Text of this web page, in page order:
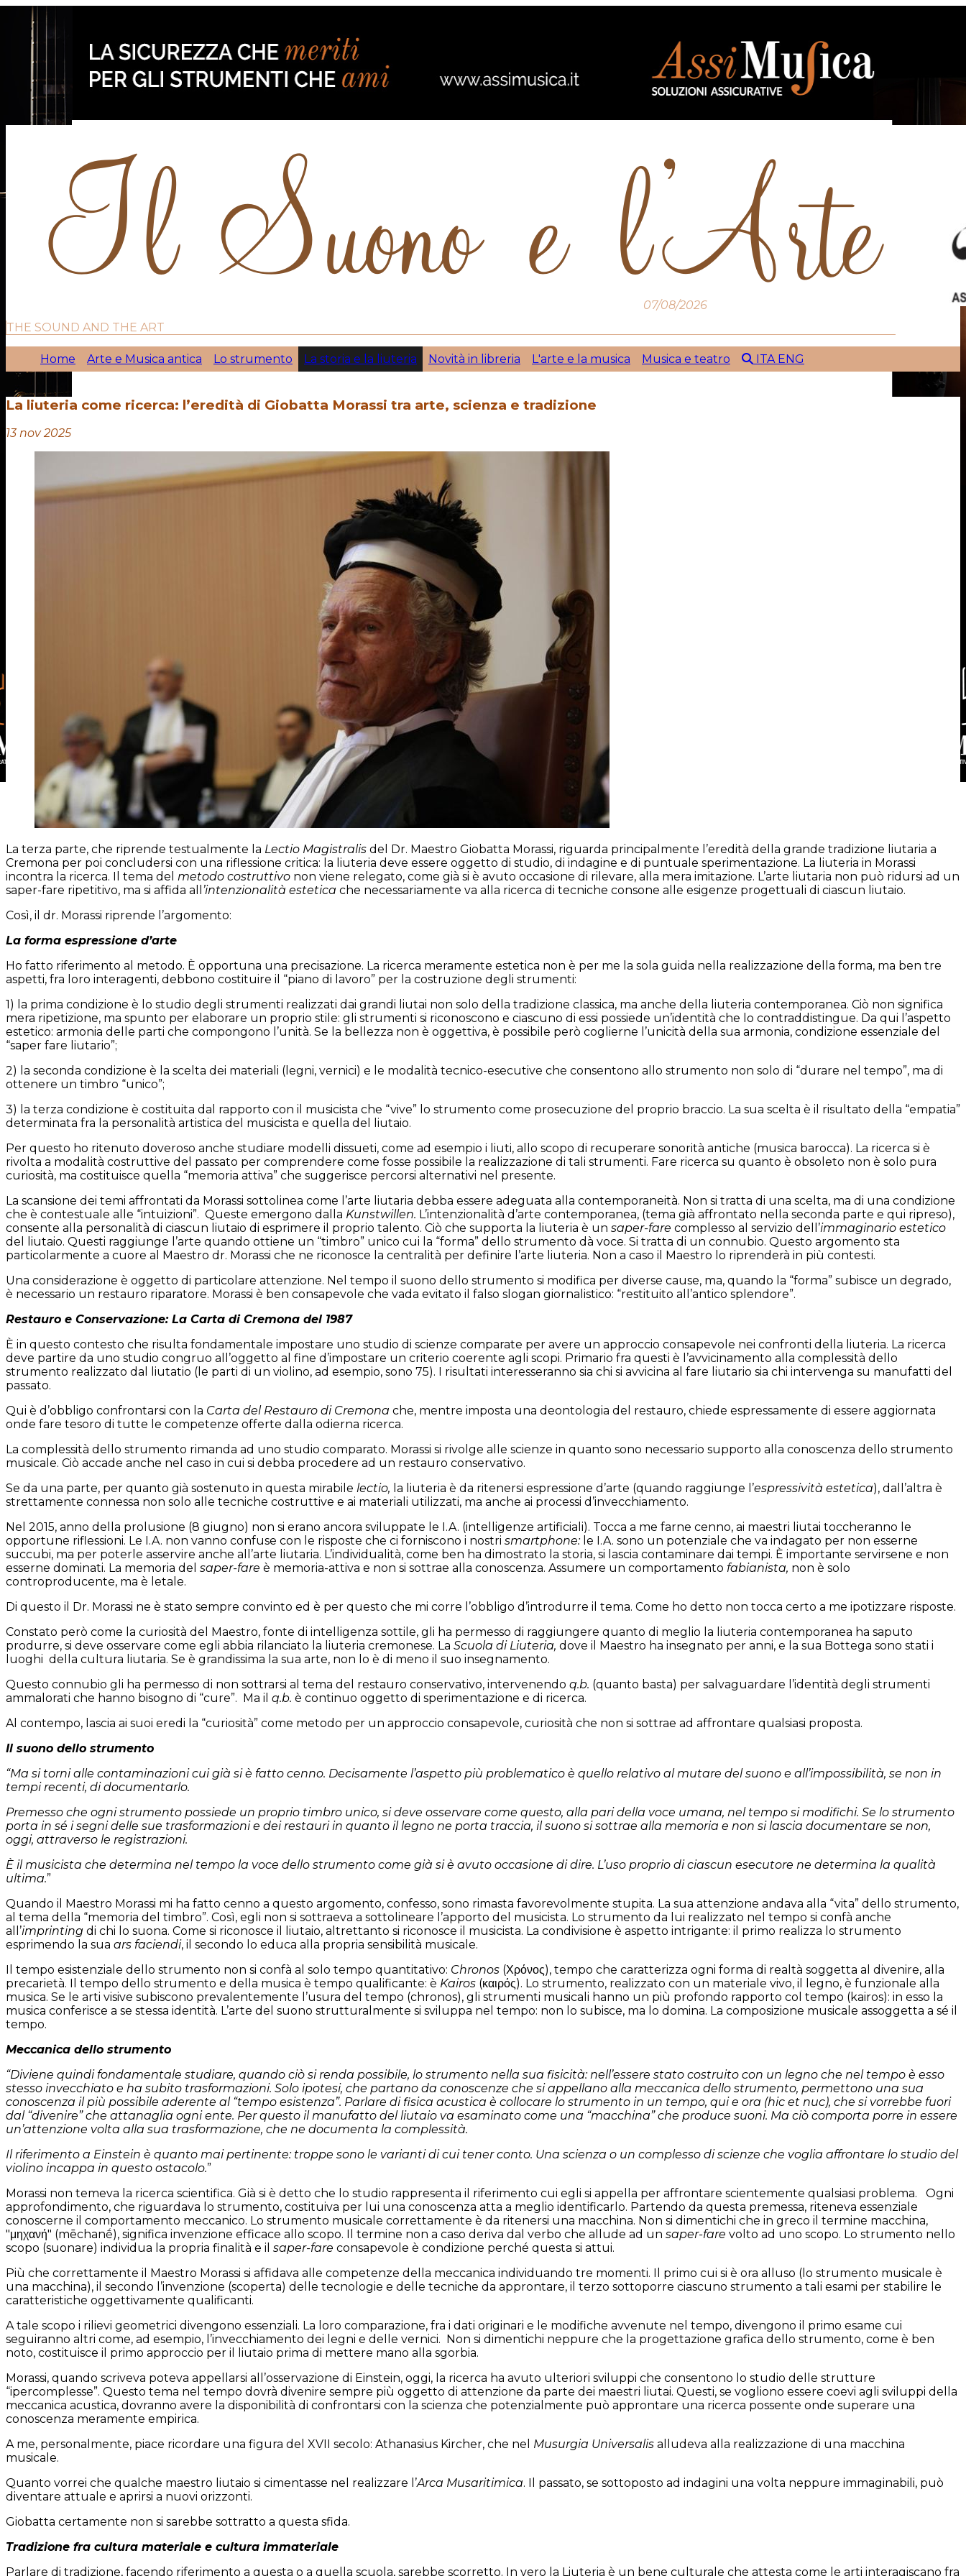
07/08/2026
THE SOUND AND THE ART
Home Arte e Musica antica Lo strumento La storia e la liuteria Novità in libreria L'arte e la musica Musica e teatro ITA ENG
La liuteria come ricerca: l’eredità di Giobatta Morassi tra arte, scienza e tradizione
13 nov 2025
La terza parte, che riprende testualmente la Lectio Magistralis del Dr. Maestro Giobatta Morassi, riguarda principalmente l’eredità della grande tradizione liutaria a
Cremona per poi concludersi con una riflessione critica: la liuteria deve essere oggetto di studio, di indagine e di puntuale sperimentazione. La liuteria in Morassi
incontra la ricerca. Il tema del metodo costruttivo non viene relegato, come già si è avuto occasione di rilevare, alla mera imitazione. L’arte liutaria non può ridursi ad un
saper-fare ripetitivo, ma si affida all ’intenzionalità estetica che necessariamente va alla ricerca di tecniche consone alle esigenze progettuali di ciascun liutaio.
Così, il dr. Morassi riprende l’argomento:
La forma espressione d’arte
Ho fatto riferimento al metodo. È opportuna una precisazione. La ricerca meramente estetica non è per me la sola guida nella realizzazione della forma, ma ben tre
aspetti, fra loro interagenti, debbono costituire il “piano di lavoro” per la costruzione degli strumenti:
1) la prima condizione è lo studio degli strumenti realizzati dai grandi liutai non solo della tradizione classica, ma anche della liuteria contemporanea. Ciò non significa
mera ripetizione, ma spunto per elaborare un proprio stile: gli strumenti si riconoscono e ciascuno di essi possiede un’identità che lo contraddistingue. Da qui l’aspetto
estetico: armonia delle parti che compongono l’unità. Se la bellezza non è oggettiva, è possibile però coglierne l’unicità della sua armonia, condizione essenziale del
“saper fare liutario”;
2) la seconda condizione è la scelta dei materiali (legni, vernici) e le modalità tecnico-esecutive che consentono allo strumento non solo di “durare nel tempo”, ma di
ottenere un timbro “unico”;
3) la terza condizione è costituita dal rapporto con il musicista che “vive” lo strumento come prosecuzione del proprio braccio. La sua scelta è il risultato della “empatia”
determinata fra la personalità artistica del musicista e quella del liutaio.
Per questo ho ritenuto doveroso anche studiare modelli dissueti, come ad esempio i liuti, allo scopo di recuperare sonorità antiche (musica barocca). La ricerca si è
rivolta a modalità costruttive del passato per comprendere come fosse possibile la realizzazione di tali strumenti. Fare ricerca su quanto è obsoleto non è solo pura
curiosità, ma costituisce quella “memoria attiva” che suggerisce percorsi alternativi nel presente.
La scansione dei temi affrontati da Morassi sottolinea come l’arte liutaria debba essere adeguata alla contemporaneità. Non si tratta di una scelta, ma di una condizione
che è contestuale alle “intuizioni”. Queste emergono dalla Kunstwillen. L’intenzionalità d’arte contemporanea, (tema già affrontato nella seconda parte e qui ripreso),
consente alla personalità di ciascun liutaio di esprimere il proprio talento. Ciò che supporta la liuteria è un saper-fare complesso al servizio dell’immaginario estetico
del liutaio. Questi raggiunge l’arte quando ottiene un “timbro” unico cui la “forma” dello strumento dà voce. Si tratta di un connubio. Questo argomento sta
particolarmente a cuore al Maestro dr. Morassi che ne riconosce la centralità per definire l’arte liuteria. Non a caso il Maestro lo riprenderà in più contesti.
Una considerazione è oggetto di particolare attenzione. Nel tempo il suono dello strumento si modifica per diverse cause, ma, quando la “forma” subisce un degrado,
è necessario un restauro riparatore. Morassi è ben consapevole che vada evitato il falso slogan giornalistico: “restituito all’antico splendore”.
Restauro e Conservazione: La Carta di Cremona del 1987
È in questo contesto che risulta fondamentale impostare uno studio di scienze comparate per avere un approccio consapevole nei confronti della liuteria. La ricerca
deve partire da uno studio congruo all’oggetto al fine d’impostare un criterio coerente agli scopi. Primario fra questi è l’avvicinamento alla complessità dello
strumento realizzato dal liutatio (le parti di un violino, ad esempio, sono 75). I risultati interesseranno sia chi si avvicina al fare liutario sia chi intervenga su manufatti del
passato.
Qui è d’obbligo confrontarsi con la Carta del Restauro di Cremona che, mentre imposta una deontologia del restauro, chiede espressamente di essere aggiornata
onde fare tesoro di tutte le competenze offerte dalla odierna ricerca.
La complessità dello strumento rimanda ad uno studio comparato. Morassi si rivolge alle scienze in quanto sono necessario supporto alla conoscenza dello strumento
musicale. Ciò accade anche nel caso in cui si debba procedere ad un restauro conservativo.
Se da una parte, per quanto già sostenuto in questa mirabile lectio, la liuteria è da ritenersi espressione d’arte (quando raggiunge l’espressività estetica), dall’altra è
strettamente connessa non solo alle tecniche costruttive e ai materiali utilizzati, ma anche ai processi d’invecchiamento.
Nel 2015, anno della prolusione (8 giugno) non si erano ancora sviluppate le I.A. (intelligenze artificiali). Tocca a me farne cenno, ai maestri liutai toccheranno le
opportune riflessioni. Le I.A. non vanno confuse con le risposte che ci forniscono i nostri smartphone: le I.A. sono un potenziale che va indagato per non esserne
succubi, ma per poterle asservire anche all’arte liutaria. L’individualità, come ben ha dimostrato la storia, si lascia contaminare dai tempi. È importante servirsene e non
esserne dominati. La memoria del saper-fare è memoria-attiva e non si sottrae alla conoscenza. Assumere un comportamento fabianista, non è solo
controproducente, ma è letale.
Di questo il Dr. Morassi ne è stato sempre convinto ed è per questo che mi corre l’obbligo d’introdurre il tema. Come ho detto non tocca certo a me ipotizzare risposte.
Constato però come la curiosità del Maestro, fonte di intelligenza sottile, gli ha permesso di raggiungere quanto di meglio la liuteria contemporanea ha saputo
produrre, si deve osservare come egli abbia rilanciato la liuteria cremonese. La Scuola di Liuteria, dove il Maestro ha insegnato per anni, e la sua Bottega sono stati i
luoghi della cultura liutaria. Se è grandissima la sua arte, non lo è di meno il suo insegnamento.
Questo connubio gli ha permesso di non sottrarsi al tema del restauro conservativo, intervenendo q.b. (quanto basta) per salvaguardare l’identità degli strumenti
ammalorati che hanno bisogno di “cure”.
Ma il q.b. è continuo oggetto di sperimentazione e di ricerca.
Al contempo, lascia ai suoi eredi la “curiosità” come metodo per un approccio consapevole, curiosità che non si sottrae ad affrontare qualsiasi proposta.
Il suono dello strumento
“Ma si torni alle contaminazioni cui già si è fatto cenno. Decisamente l’aspetto più problematico è quello relativo al mutare del suono e all’impossibilità, se non in
tempi recenti, di documentarlo.
Premesso che ogni strumento possiede un proprio timbro unico, si deve osservare come questo, alla pari della voce umana, nel tempo si modifichi. Se lo strumento
porta in sé i segni delle sue trasformazioni e dei restauri in quanto il legno ne porta traccia, il suono si sottrae alla memoria e non si lascia documentare se non,
oggi, attraverso le registrazioni.
È il musicista che determina nel tempo la voce dello strumento come già si è avuto occasione di dire. L’uso proprio di ciascun esecutore ne determina la qualità
ultima.”
Quando il Maestro Morassi mi ha fatto cenno a questo argomento, confesso, sono rimasta favorevolmente stupita. La sua attenzione andava alla “vita” dello strumento,
al tema della “memoria del timbro”. Così, egli non si sottraeva a sottolineare l’apporto del musicista. Lo strumento da lui realizzato nel tempo si confà anche
all’imprinting di chi lo suona. Come si riconosce il liutaio, altrettanto si riconosce il musicista. La condivisione è aspetto intrigante: il primo realizza lo strumento
esprimendo la sua ars faciendi, il secondo lo educa alla propria sensibilità musicale.
Il tempo esistenziale dello strumento non si confà al solo tempo quantitativo: Chronos (Χρόνος), tempo che caratterizza ogni forma di realtà soggetta al divenire, alla
precarietà. Il tempo dello strumento e della musica è tempo qualificante: è Kairos (καιρός). Lo strumento, realizzato con un materiale vivo, il legno, è funzionale alla
musica. Se le arti visive subiscono prevalentemente l’usura del tempo (chronos), gli strumenti musicali hanno un più profondo rapporto col tempo (kairos): in esso la
musica conferisce a se stessa identità. L’arte del suono strutturalmente si sviluppa nel tempo: non lo subisce, ma lo domina. La composizione musicale assoggetta a sé il
tempo.
Meccanica dello strumento
“Diviene quindi fondamentale studiare, quando ciò si renda possibile, lo strumento nella sua fisicità: nell’essere stato costruito con un legno che nel tempo è esso
stesso invecchiato e ha subito trasformazioni. Solo ipotesi, che partano da conoscenze che si appellano alla meccanica dello strumento, permettono una sua
conoscenza il più possibile aderente al “tempo esistenza”. Parlare di fisica acustica è collocare lo strumento in un tempo, qui e ora (hic et nuc), che si vorrebbe fuori
dal “divenire” che attanaglia ogni ente. Per questo il manufatto del liutaio va esaminato come una “macchina” che produce suoni. Ma ciò comporta porre in essere
un’attenzione volta alla sua trasformazione, che ne documenta la complessità.
Il riferimento a Einstein è quanto mai pertinente: troppe sono le varianti di cui tener conto. Una scienza o un complesso di scienze che voglia affrontare lo studio del
violino incappa in questo ostacolo.”
Morassi non temeva la ricerca scientifica. Già si è detto che lo studio rappresenta il riferimento cui egli si appella per affrontare scientemente qualsiasi problema.
Ogni
approfondimento, che riguardava lo strumento, costituiva per lui una conoscenza atta a meglio identificarlo. Partendo da questa premessa, riteneva essenziale
conoscerne il comportamento meccanico. Lo strumento musicale correttamente è da ritenersi una macchina. Non si dimentichi che in greco il termine macchina,
"μηχανή" (mēchanḗ), significa invenzione efficace allo scopo. Il termine non a caso deriva dal verbo che allude ad un saper-fare volto ad uno scopo. Lo strumento nello
scopo (suonare) individua la propria finalità e il saper-fare consapevole è condizione perché questa si attui.
Più che correttamente il Maestro Morassi si affidava alle competenze della meccanica individuando tre momenti. Il primo cui si è ora alluso (lo strumento musicale è
una macchina), il secondo l’invenzione (scoperta) delle tecnologie e delle tecniche da approntare, il terzo sottoporre ciascuno strumento a tali esami per stabilire le
caratteristiche oggettivamente qualificanti.
A tale scopo i rilievi geometrici divengono essenziali. La loro comparazione, fra i dati originari e le modifiche avvenute nel tempo, divengono il primo esame cui
seguiranno altri come, ad esempio, l’invecchiamento dei legni e delle vernici.
Non si dimentichi neppure che la progettazione grafica dello strumento, come è ben
noto, costituisce il primo approccio per il liutaio prima di mettere mano alla sgorbia.
Morassi, quando scriveva poteva appellarsi all’osservazione di Einstein, oggi, la ricerca ha avuto ulteriori sviluppi che consentono lo studio delle strutture
“ipercomplesse”. Questo tema nel tempo dovrà divenire sempre più oggetto di attenzione da parte dei maestri liutai. Questi, se vogliono essere coevi agli sviluppi della
meccanica acustica, dovranno avere la disponibilità di confrontarsi con la scienza che potenzialmente può approntare una ricerca possente onde superare una
conoscenza meramente empirica.
A me, personalmente, piace ricordare una figura del XVII secolo: Athanasius Kircher, che nel Musurgia Universalis alludeva alla realizzazione di una macchina
musicale.
Quanto vorrei che qualche maestro liutaio si cimentasse nel realizzare l’Arca Musaritimica. Il passato, se sottoposto ad indagini una volta neppure immaginabili, può
diventare attuale e aprirsi a nuovi orizzonti.
Giobatta certamente non si sarebbe sottratto a questa sfida.
Tradizione fra cultura materiale e cultura immateriale
Parlare di tradizione, facendo riferimento a questa o a quella scuola, sarebbe scorretto. In vero la Liuteria è un bene culturale che attesta come le arti interagiscano fra